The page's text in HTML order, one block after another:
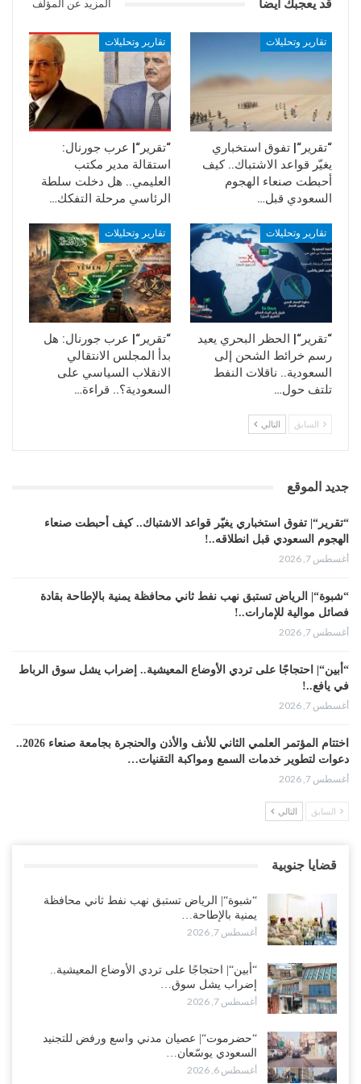
“النسخة الإيرانية للعالم النووي الباكستاني عبد
القدير خان”.
وأضافت الصحيفة أن الوكالة الدولية للطاقة
الذرية سمّت فخري زادة (63 عاماً) على أنه الرجل
الذي تسعى إلى مقابلته “بشأن برنامج إيران
النووي”، بعد رفض طهران مطالب متكررة بهذا
الشأن، مشيرة إلى أن “وثيقة من جهاز حاسوب
إيراني كانت ضمن تقارير استخبارية عُرضت على
ممثلي الوكالة سمّت فخري زاده بأنه الرجل
المسؤول عن البرنامج النووي الإيراني”.
المصدر/ الميادين
قد يعجبك ايضا المزيد عن المؤلف
تقارير وتحليلات
“تقرير“| تفوق استخباري
يغيّر قواعد الاشتباك.. كيف
أحبطت صنعاء الهجوم
السعودي قبل…
تقارير وتحليلات
“تقرير“| عرب جورنال:
استقالة مدير مكتب
العليمي.. هل دخلت سلطة
الرئاسي مرحلة التفكك…
تقارير وتحليلات
“تقرير“| الحظر البحري يعيد
رسم خرائط الشحن إلى
السعودية.. ناقلات النفط
تلتف حول…
تقارير وتحليلات
“تقرير“| عرب جورنال: هل
بدأ المجلس الانتقالي
الانقلاب السياسي على
السعودية؟.. قراءة…
السابق التالي
جديد الموقع
“تقرير“| تفوق استخباري يغيّر قواعد الاشتباك.. كيف أحبطت صنعاء
الهجوم السعودي قبل انطلاقه..!
أغسطس 7, 2026
“شبوة“| الرياض تستبق نهب نفط ثاني محافظة يمنية بالإطاحة بقادة
فصائل موالية للإمارات..!
أغسطس 7, 2026
“أبين“| احتجاجًا على تردي الأوضاع المعيشية.. إضراب يشل سوق الرباط
في يافع..!
أغسطس 7, 2026
اختتام المؤتمر العلمي الثاني للأنف والأذن والحنجرة بجامعة صنعاء 2026..
دعوات لتطوير خدمات السمع ومواكبة التقنيات…
أغسطس 7, 2026
“حضرموت“| عصيان مدني واسع ورفض للتجنيد السعودي يوسّعان
واسعة وإعادة ترتيب المشهد العسكري..!
أغسطس 6, 2026
ضربات صنعاء تربك التحشيدات السعودية شرق اليمن.. خسائر بشرية
وانسحابات وفوضى تعصف بمعسكرات حضرموت ومأرب..!
أغسطس 6, 2026
تداعيات هروب باكريت تتصاعد.. اعتقالات في الرياض وتوتر قبلي يهدد
بتعقيد المشهد في المهرة..!
أغسطس 6, 2026
السابق التالي
قضايا جنوبية
“شبوة“| الرياض تستبق نهب نفط ثاني محافظة
يمنية بالإطاحة…
أغسطس 7, 2026
“أبين“| احتجاجًا على تردي الأوضاع المعيشية..
إضراب يشل سوق…
أغسطس 7, 2026
“حضرموت“| عصيان مدني واسع ورفض للتجنيد
السعودي يوسّعان…
أغسطس 6, 2026